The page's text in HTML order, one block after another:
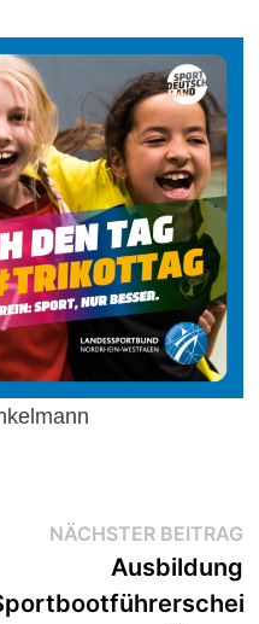
NÄCHSTER BEITRAG
Ausbildung